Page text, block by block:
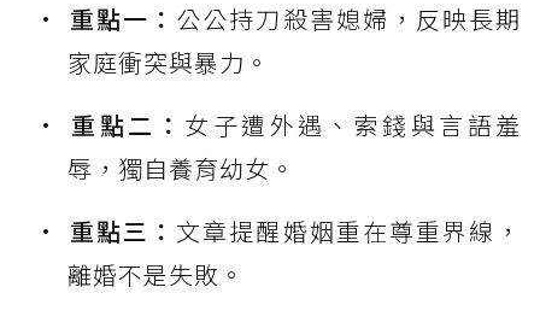
重點一： 公公持刀殺害媳婦，反映長期
家庭衝突與暴力。
重點二： 女子遭外遇、索錢與言語羞
辱，獨自養育幼女。
重點三： 文章提醒婚姻重在尊重界線，
離婚不是失敗。